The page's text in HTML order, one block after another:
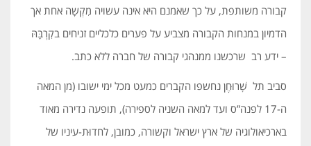
קבורה משותפת, על כך שאמנם היא אינה עשויה מִקְשָה אחת אך
הדמיון במנחות הקבורה מצביע על פערים כלכליים זניחים בקִרְבָּהּ
– ידע רב שרכשנו ממנהגי קבורה של חברה ללא כתב.
סביב תל שָׁרוּחֶן נחשפו הקברים כמעט מכל ימי ישובו (מן המאה
ה-17 לפנה”ס ועד למאה השניה לספירה), תופעה נדירה מאוד
בארכיאולוגיה של ארץ ישראל וקשורה, כמובן, לחדוּת-עיניו של